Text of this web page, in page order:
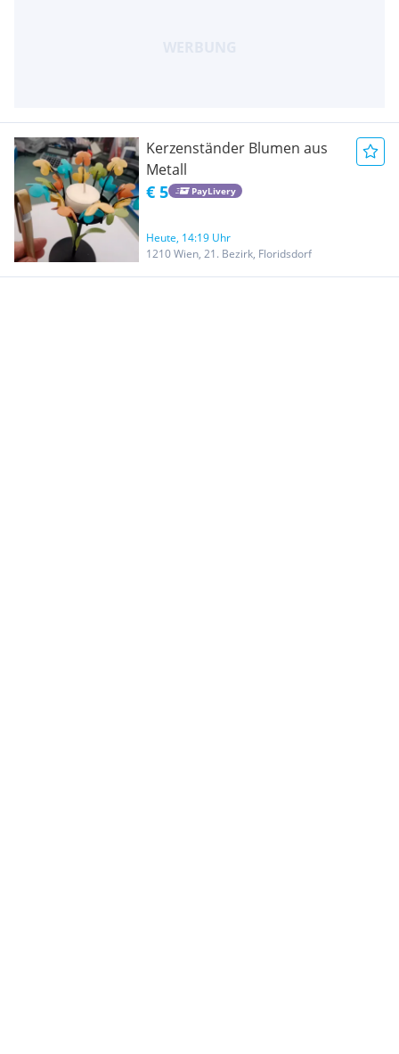
Kerzenständer Blumen aus
Metall
€ 5 PayLivery
Heute, 14:19 Uhr
1210 Wien, 21. Bezirk, Floridsdorf